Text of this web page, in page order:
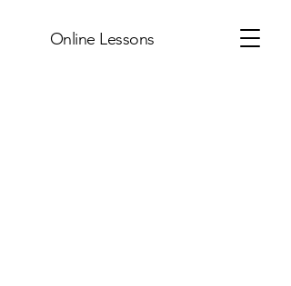
Online Lessons